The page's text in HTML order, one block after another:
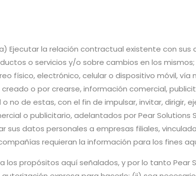
Ejecutar la relación contractual existente con sus
o servicios y/o sobre cambios en los
físico, electrónico, celular o dispositivo móvil, vía
o por crearse, información comercial,
de estas, con el fin de impulsar, invitar, dirigir,
o publicitario, adelantados por Pear Solutions
datos personales a empresas filiales,
requieran la información para los fines
propósitos aquí señalados, y por lo tanto Pear